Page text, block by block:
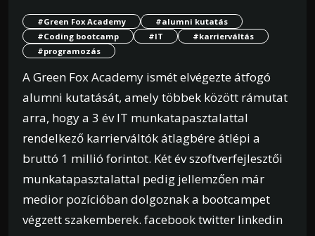
#Green Fox Academy
#alumni kutatás
#Coding bootcamp
#IT
#karrierváltás
#programozás
A Green Fox Academy ismét elvégezte átfogó
alumni kutatását, amely többek között rámutat
arra, hogy a 3 év IT munkatapasztalattal
rendelkező karrierváltók átlagbére átlépi a
bruttó 1 millió forintot. Két év szoftverfejlesztői
munkatapasztalattal pedig jellemzően már
medior pozícióban dolgoznak a bootcampet
végzett szakemberek. facebook twitter linkedin